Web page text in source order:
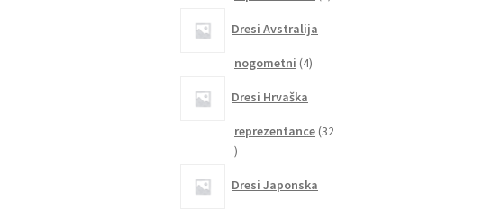
Dresi Avstralija
nogometni 44
Dresi Hrvaška
reprezentance 32
32
Dresi Japonska